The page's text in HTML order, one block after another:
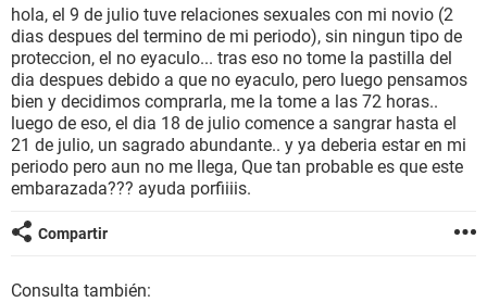
SEXUALIDAD
GLOSARIO
hola, el 9 de julio tuve relaciones sexuales con mi novio (2
dias despues del termino de mi periodo), sin ningun tipo de
proteccion, el no eyaculo... tras eso no tome la pastilla del
dia despues debido a que no eyaculo, pero luego pensamos
bien y decidimos comprarla, me la tome a las 72 horas..
luego de eso, el dia 18 de julio comence a sangrar hasta el
21 de julio, un sagrado abundante.. y ya deberia estar en mi
periodo pero aun no me llega, Que tan probable es que este
embarazada??? ayuda porfiiiis.
Compartir
Consulta también: